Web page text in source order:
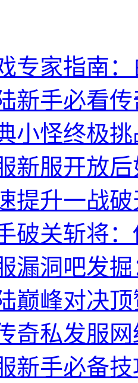
专家指南
新手必看
小怪终极
新服开放
提升一战
破关斩将
漏洞吧发
巅峰对决
奇私发服
新手必备